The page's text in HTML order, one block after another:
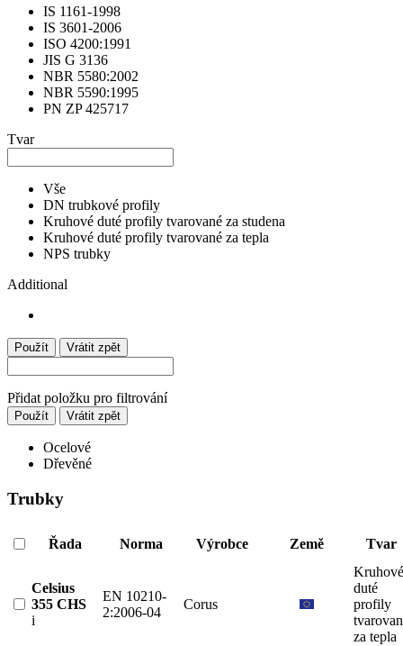
IS 1161-1998
IS 3601-2006
ISO 4200:1991
JIS G 3136
NBR 5580:2002
NBR 5590:1995
PN ZP 425717
Tvar
Vše
DN trubkové profily
Kruhové duté profily tvarované za studena
Kruhové duté profily tvarované za tepla
NPS trubky
Additional
Použít Vrátit zpět
Přidat položku pro filtrování
Použít Vrátit zpět
Ocelové
Dřevěné
Trubky
Řada Norma Výrobce Země Tvar
Celsius
355 CHS
i
EN 10210-
2:2006-04
Corus
Kruhové
duté
profily
za tepla